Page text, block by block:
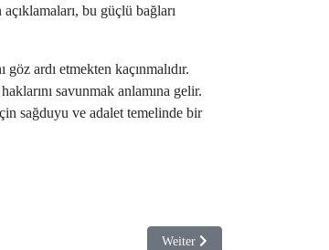
bu güçlü bağları
ardı etmekten kaçınmalıdır.
savunmak anlamına gelir.
sağduyu ve adalet temelinde bir
Nächster Beitrag: Dr. Latif
Weiter